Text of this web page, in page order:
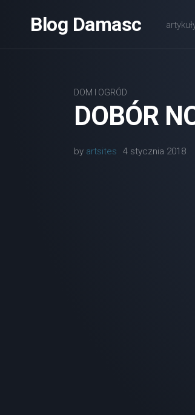
Blog Damasc
DOM I OGRÓD
DOBÓR
by artsites 4 stycznia 2018